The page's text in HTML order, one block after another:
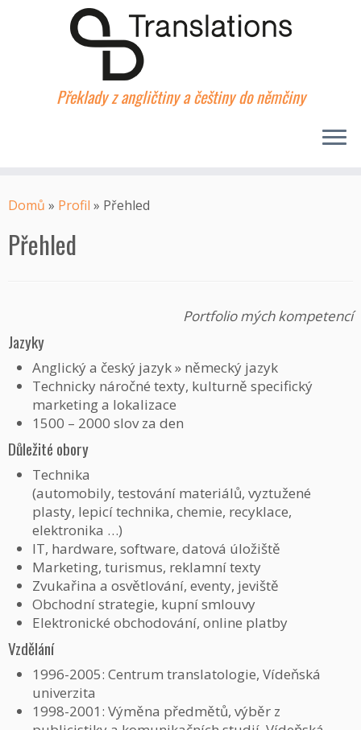
to
Překlady z angličtiny a češtiny do němčiny
Domů » Profil » Přehled
Přehled
Portfolio mých kompetencí
Jazyky
Anglický a český jazyk » německý jazyk
Technicky náročné texty, kulturně specifický
marketing a lokalizace
1500 – 2000 slov za den
Důležité obory
Technika
(automobily, testování materiálů, vyztužené
plasty, lepicí technika, chemie, recyklace,
elektronika …)
IT, hardware, software, datová úložiště
Marketing, turismus, reklamní texty
Zvukařina a osvětlování, eventy, jeviště
Obchodní strategie, kupní smlouvy
Elektronické obchodování, online platby
Vzdělání
1996-2005: Centrum translatologie, Vídeňská
univerzita
1998-2001: Výměna předmětů, výběr z